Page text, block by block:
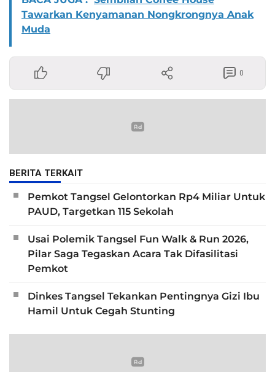
Tawarkan Kenyamanan Nongkrongnya Anak
Muda
0
BERITA TERKAIT
Pemkot Tangsel Gelontorkan Rp4 Miliar Untuk
PAUD, Targetkan 115 Sekolah
Usai Polemik Tangsel Fun Walk & Run 2026,
Pilar Saga Tegaskan Acara Tak Difasilitasi
Pemkot
Dinkes Tangsel Tekankan Pentingnya Gizi Ibu
Hamil Untuk Cegah Stunting